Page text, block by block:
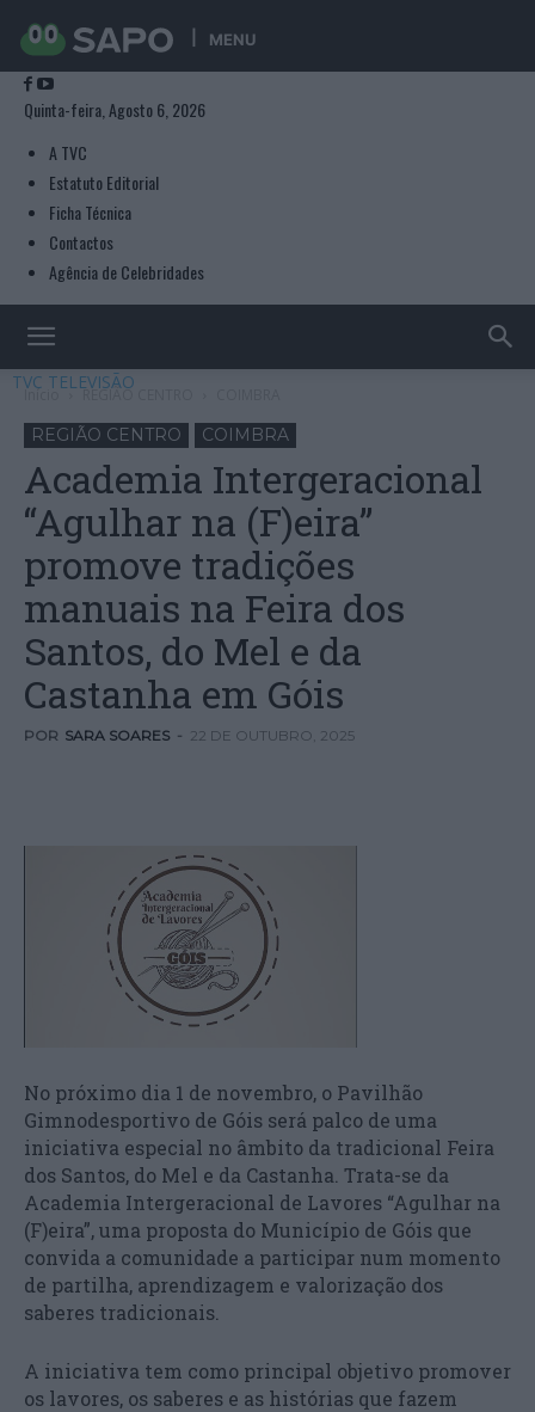
MENU
Quinta-feira, Agosto 6, 2026
A TVC
Estatuto Editorial
Ficha Técnica
Contactos
Agência de Celebridades
TVC TELEVISÃO
Início REGIÃO CENTRO
REGIÃO CENTRO COIMBRA
Academia Intergeracional
“Agulhar na (F)eira”
promove tradições
manuais na Feira dos
Santos, do Mel e da
Castanha em Góis
POR SARA SOARES - 22 DE OUTUBRO, 2025
No próximo dia 1 de novembro, o Pavilhão
Gimnodesportivo de Góis será palco de uma
iniciativa especial no âmbito da tradicional Feira
dos Santos, do Mel e da Castanha. Trata-se da
Academia Intergeracional de Lavores “Agulhar na
(F)eira”, uma proposta do Município de Góis que
convida a comunidade a participar num momento
de partilha, aprendizagem e valorização dos
saberes tradicionais.
A iniciativa tem como principal objetivo promover
os lavores, os saberes e as histórias que fazem